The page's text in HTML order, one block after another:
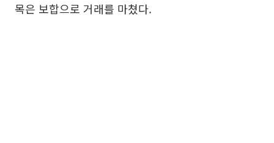
목은 보합으로 거래를 마쳤다.